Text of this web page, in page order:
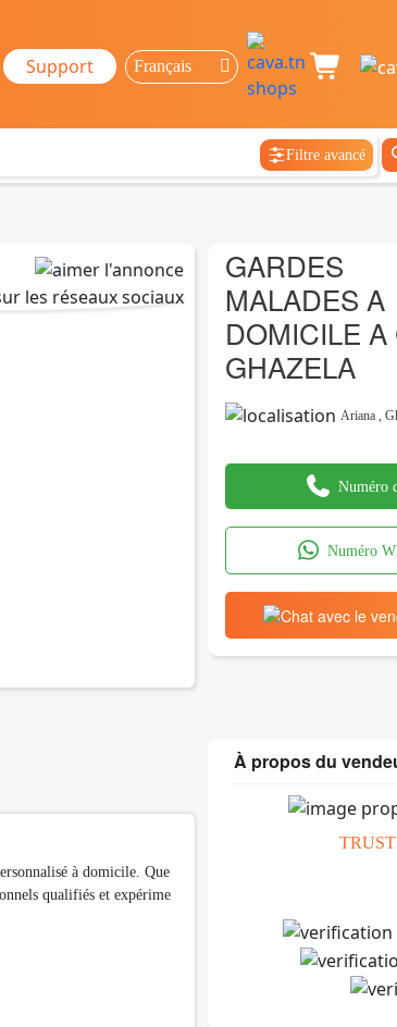
Support
Filtre avancé
GARDES
MALADES A
DOMICILE A
GHAZELA
Ariana ,
Numéro
Numéro
à domicile. Que
qualifiés et expérime
À propos du